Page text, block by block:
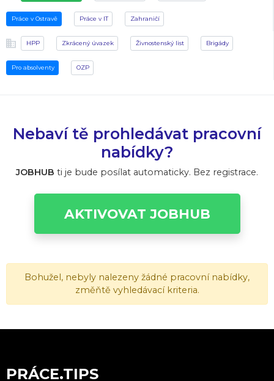
Práce v Ostravě Práce v IT Zahraničí
HPP Zkrácený úvazek Živnostenský list Brigády
Pro absolventy OZP
Nebaví tě prohledávat pracovní
nabídky?
JOBHUB ti je bude posílat automaticky. Bez registrace.
AKTIVOVAT JOBHUB
Bohužel, nebyly nalezeny žádné pracovní nabídky,
změňtě vyhledávací kriteria.
PRÁCE.TIPS